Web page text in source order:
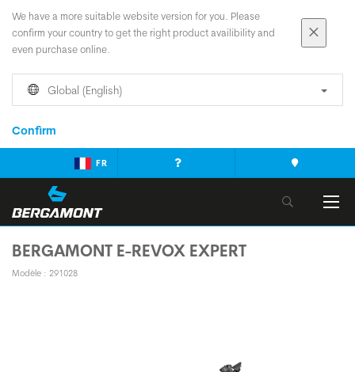
We have a more suitable website version for you. Please
confirm your country to get the right product availibility and
even purchase online.
Global (English)
Confirm
FR
BERGAMONT E-REVOX EXPERT
Modèle : 291028